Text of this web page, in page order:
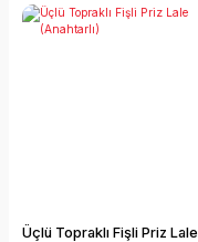
Üçlü Topraklı Fişli Priz Lale